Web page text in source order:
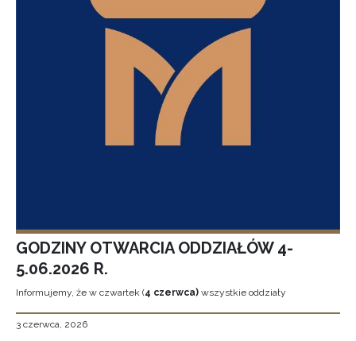
GODZINY OTWARCIA ODDZIAŁÓW 4-
5.06.2026 R.
Informujemy, że w czwartek (4 czerwca) wszystkie oddziały
3 czerwca, 2026